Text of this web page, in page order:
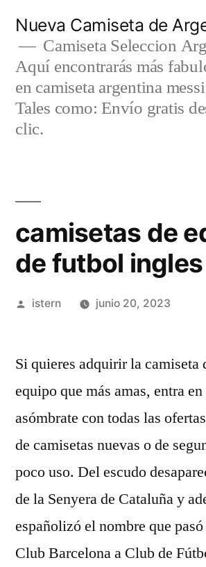
contenido
Nueva Camiseta de
Camiseta Seleccion
Aquí encontrarás más
en camiseta argentina
Tales como: Envío gratis
clic.
camisetas de
de futbol ingles
Publicado
istern junio 20, 2023
Si quieres adquirir la camiseta
equipo que más amas, entra
asómbrate con todas las
de camisetas nuevas o de
poco uso. Del escudo
de la Senyera de Cataluña y
españolizó el nombre que
Club Barcelona a Club de